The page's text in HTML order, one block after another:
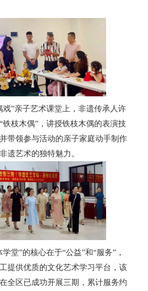
戏”亲子艺术课堂上，非遗传承人许
铁枝木偶”，讲授铁枝木偶的表演技
带领参与活动的亲子家庭动手制作
遗艺术的独特魅力。
堂”的核心在于“公益”和“服务”，
提供优质的文化艺术学习平台，该
全区已成功开展三期，累计服务约